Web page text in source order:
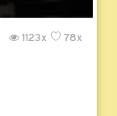
78x
1123x